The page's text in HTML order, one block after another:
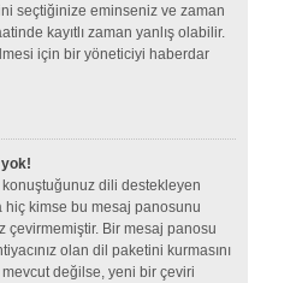
seçtiğinize eminseniz ve zaman
kayıtlı zaman yanlış olabilir.
için bir yöneticiyi haberdar
dili destekleyen
hiç kimse bu mesaj panosunu
çevirmemiştir. Bir mesaj panosu
olan dil paketini kurmasını
değilse, yeni bir çeviri